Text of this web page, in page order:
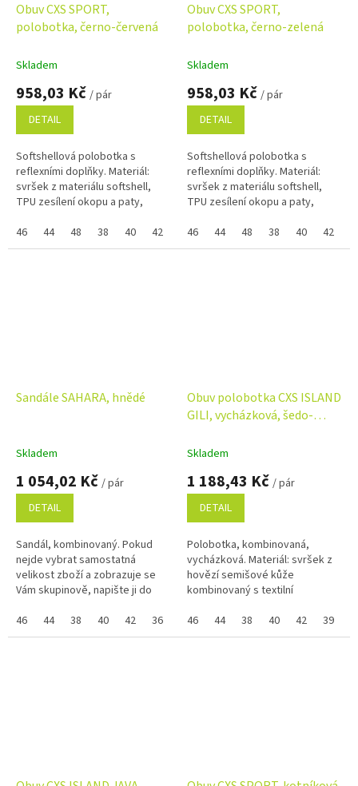
Obuv CXS SPORT,
polobotka, černo-červená
Skladem
958,03 Kč / pár
DETAIL
Softshellová polobotka s
reflexními doplňky. Materiál:
svršek z materiálu softshell,
TPU zesílení okopu a paty,
pohodlná anatomická vkládací
stélka z...
46 44 48 38 40 42 36 39 41 43 45 37
Obuv CXS SPORT,
polobotka, černo-zelená
Skladem
958,03 Kč / pár
DETAIL
Softshellová polobotka s
reflexními doplňky. Materiál:
svršek z materiálu softshell,
TPU zesílení okopu a paty,
pohodlná anatomická vkládací
stélka z...
46 44 48 38 40 42
Sandále SAHARA, hnědé
Skladem
1 054,02 Kč / pár
DETAIL
Sandál, kombinovaný. Pokud
nejde vybrat samostatná
velikost zboží a zobrazuje se
Vám skupinově, napište ji do
Využijte náš věrnostní program
se...
46 44 38 40 42 36 39 41 43 45 37
Obuv polobotka CXS ISLAND
GILI, vycházková, šedo-
Skladem
1 188,43 Kč / pár
DETAIL
Polobotka, kombinovaná,
vycházková. Materiál: svršek z
hovězí semišové kůže
kombinovaný s textilní
prodyšného textilního materiálu,
phylonová podešev....
46 44 38 40 42 39